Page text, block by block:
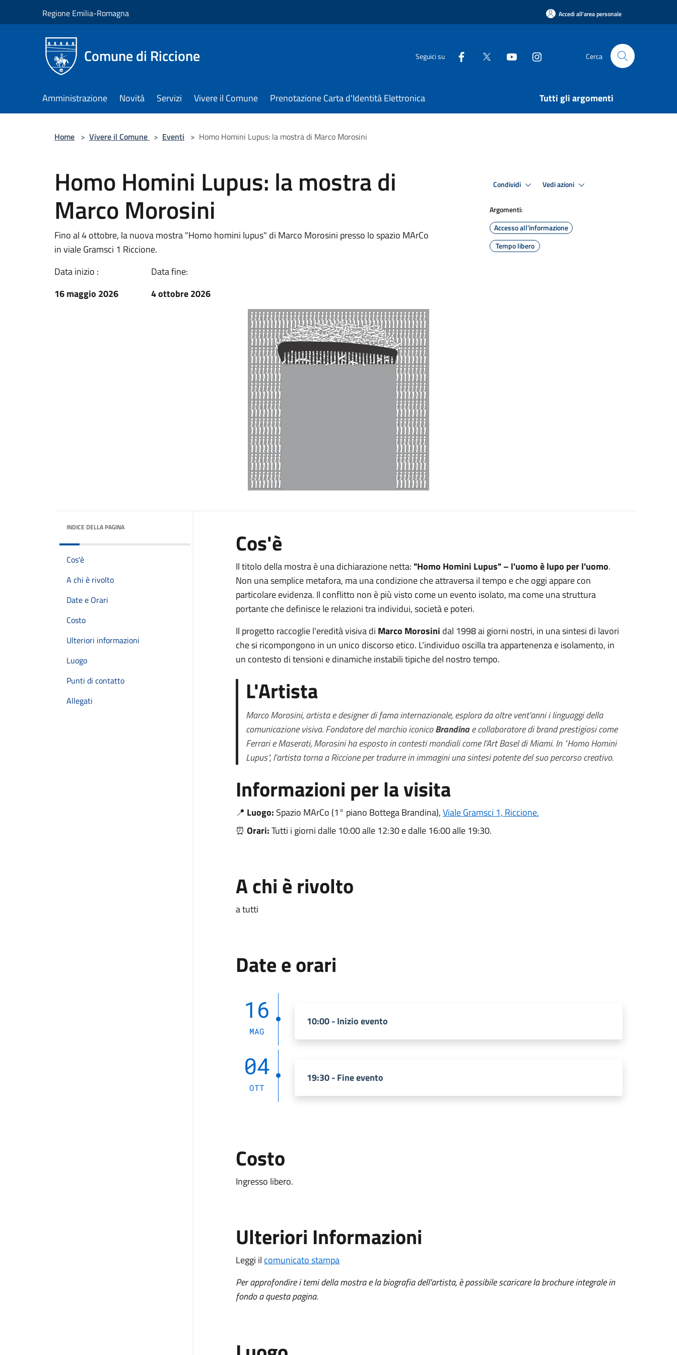
Regione Emilia-Romagna Accedi all'area personale
Comune di Riccione Seguici su Cerca
Amministrazione Novità Servizi Vivere il Comune Prenotazione Carta d'Identità Elettronica Tutti gli argomenti
Home > Vivere il Comune > Eventi > Homo Homini Lupus: la mostra di Marco Morosini
Homo Homini Lupus: la mostra di
Marco Morosini
Fino al 4 ottobre, la nuova mostra "Homo homini lupus" di Marco Morosini presso lo spazio MArCo
in viale Gramsci 1 Riccione.
Data inizio :
16 maggio 2026
Data fine:
4 ottobre 2026
Condividi Vedi azioni
Argomenti:
Accesso all'informazione
Tempo libero
INDICE DELLA PAGINA
Cos'è
A chi è rivolto
Date e Orari
Costo
Ulteriori informazioni
Luogo
Punti di contatto
Allegati
Cos'è
Il titolo della mostra è una dichiarazione netta: "Homo Homini Lupus" – l'uomo è lupo per l'uomo.
Non una semplice metafora, ma una condizione che attraversa il tempo e che oggi appare con
particolare evidenza. Il conflitto non è più visto come un evento isolato, ma come una struttura
portante che definisce le relazioni tra individui, società e poteri.
Il progetto raccoglie l'eredità visiva di Marco Morosini dal 1998 ai giorni nostri, in una sintesi di lavori
che si ricompongono in un unico discorso etico. L'individuo oscilla tra appartenenza e isolamento, in
un contesto di tensioni e dinamiche instabili tipiche del nostro tempo.
L'Artista
Marco Morosini, artista e designer di fama internazionale, esplora da oltre vent'anni i linguaggi della
comunicazione visiva. Fondatore del marchio iconicoBrandinae collaboratore di brand prestigiosi come
Ferrari e Maserati, Morosini ha esposto in contesti mondiali come l'Art Basel di Miami. In "Homo Homini
Lupus", l'artista torna a Riccione per tradurre in immagini una sintesi potente del suo percorso creativo.
Informazioni per la visita
📍 Luogo: Spazio MArCo (1° piano Bottega Brandina),Viale Gramsci 1, Riccione.
⏰ Orari:Tutti i giorni dalle 10:00alle 12:30e dalle 16:00alle 19:30.
A chi è rivolto
a tutti
Date e orari
16
MAG
10:00 - Inizio evento
04
OTT
19:30 - Fine evento
Costo
Ingresso libero.
Ulteriori Informazioni
Leggi il comunicato stampa
Per approfondire i temi della mostra e la biografia dell'artista, è possibile scaricare la brochure integrale in
fondo a questa pagina.